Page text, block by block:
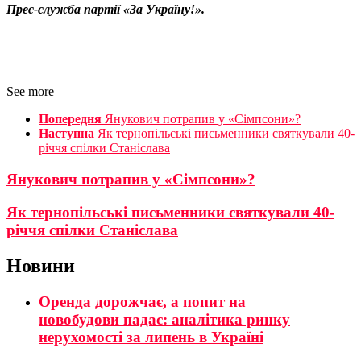
Прес-служба партії «За Україну!».
See more
Попередня Янукович потрапив у «Сімпсони»?
Наступна Як тернопільські письменники святкували 40-
річчя спілки Станіслава
Янукович потрапив у «Сімпсони»?
Як тернопільські письменники святкували 40-
річчя спілки Станіслава
Новини
Оренда дорожчає, а попит на
новобудови падає: аналітика ринку
нерухомості за липень в Україні